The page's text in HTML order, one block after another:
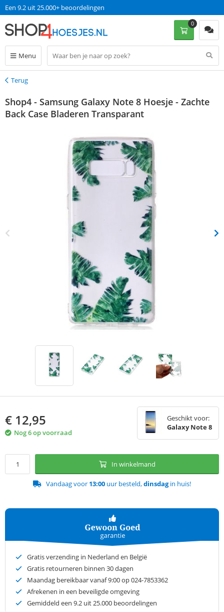
Een 9.2 uit 25.000+ beoordelingen
Menu
0
Terug
Terug
Shop4 - Samsung Galaxy Note 8 Hoesje - Zachte
Back Case Bladeren Transparant
€ 12,95
Nog 6 op voorraad
Geschikt voor:
Galaxy Note 8
In winkelmand
Vandaag voor 13:00 uur besteld,dinsdagin huis!
Gratis verzending in Nederland en België
Gratis retourneren binnen 30 dagen
Maandag bereikbaar vanaf 9:00 op 024-7853362
Afrekenen in een beveiligde omgeving
Gemiddeld een 9.2 uit 25.000 beoordelingen